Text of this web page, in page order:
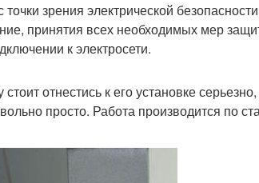
зрения электрической
принятия всех необходимых мер
к электросети.
отнестись к его установке серьезно,
просто. Работа производится по